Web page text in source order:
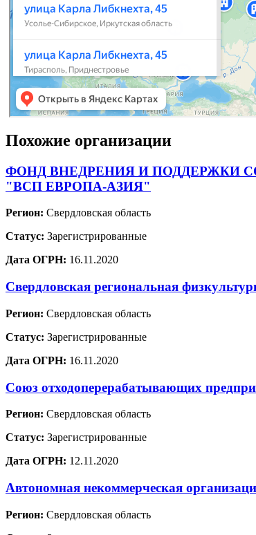
Похожие организации
ФОНД ВНЕДРЕНИЯ И ПОДДЕРЖКИ
"ВСП ЕВРОПА-АЗИЯ"
Регион: Свердловская область
Статус: Зарегистрированные
Дата ОГРН: 16.11.2020
Свердловская региональная
Регион: Свердловская область
Статус: Зарегистрированные
Дата ОГРН: 16.11.2020
Союз отходоперерабатывающих
Регион: Свердловская область
Статус: Зарегистрированные
Дата ОГРН: 12.11.2020
Автономная некоммерческая
Регион: Свердловская область